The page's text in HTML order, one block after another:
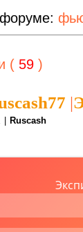
( 59 )
|
Ruscash